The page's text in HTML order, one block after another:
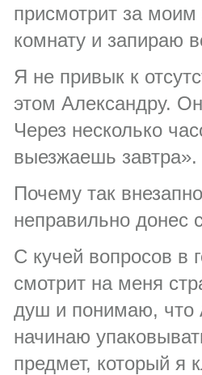
присмотрит за
комнату и запираю
Я не привык к
этом Александру.
Через несколько
выезжаешь завтра».
Почему так
неправильно донес
С кучей вопросов в
смотрит на меня
душ и понимаю, что
начинаю
предмет, который я